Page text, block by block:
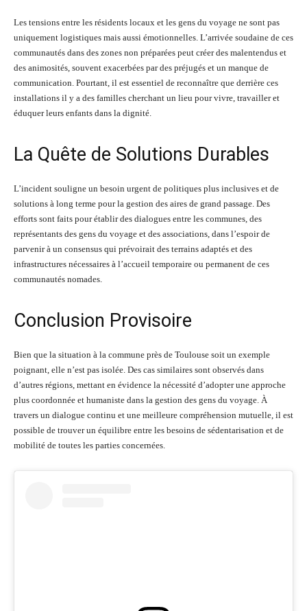
Les tensions entre les résidents locaux et les gens du voyage ne sont pas
uniquement logistiques mais aussi émotionnelles. L’arrivée soudaine de ces
communautés dans des zones non préparées peut créer des malentendus et
des animosités, souvent exacerbées par des préjugés et un manque de
communication. Pourtant, il est essentiel de reconnaître que derrière ces
installations il y a des familles cherchant un lieu pour vivre, travailler et
éduquer leurs enfants dans la dignité.
La Quête de Solutions Durables
L’incident souligne un besoin urgent de politiques plus inclusives et de
solutions à long terme pour la gestion des aires de grand passage. Des
efforts sont faits pour établir des dialogues entre les communes, des
représentants des gens du voyage et des associations, dans l’espoir de
parvenir à un consensus qui prévoirait des terrains adaptés et des
infrastructures nécessaires à l’accueil temporaire ou permanent de ces
communautés nomades.
Conclusion Provisoire
Bien que la situation à la commune près de Toulouse soit un exemple
poignant, elle n’est pas isolée. Des cas similaires sont observés dans
d’autres régions, mettant en évidence la nécessité d’adopter une approche
plus coordonnée et humaniste dans la gestion des gens du voyage. À
travers un dialogue continu et une meilleure compréhension mutuelle, il est
possible de trouver un équilibre entre les besoins de sédentarisation et de
mobilité de toutes les parties concernées.